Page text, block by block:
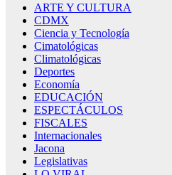
ARTE Y CULTURA
CDMX
Ciencia y Tecnología
Cimatológicas
Climatológicas
Deportes
Economía
EDUCACIÓN
ESPECTÁCULOS
FISCALES
Internacionales
Jacona
Legislativas